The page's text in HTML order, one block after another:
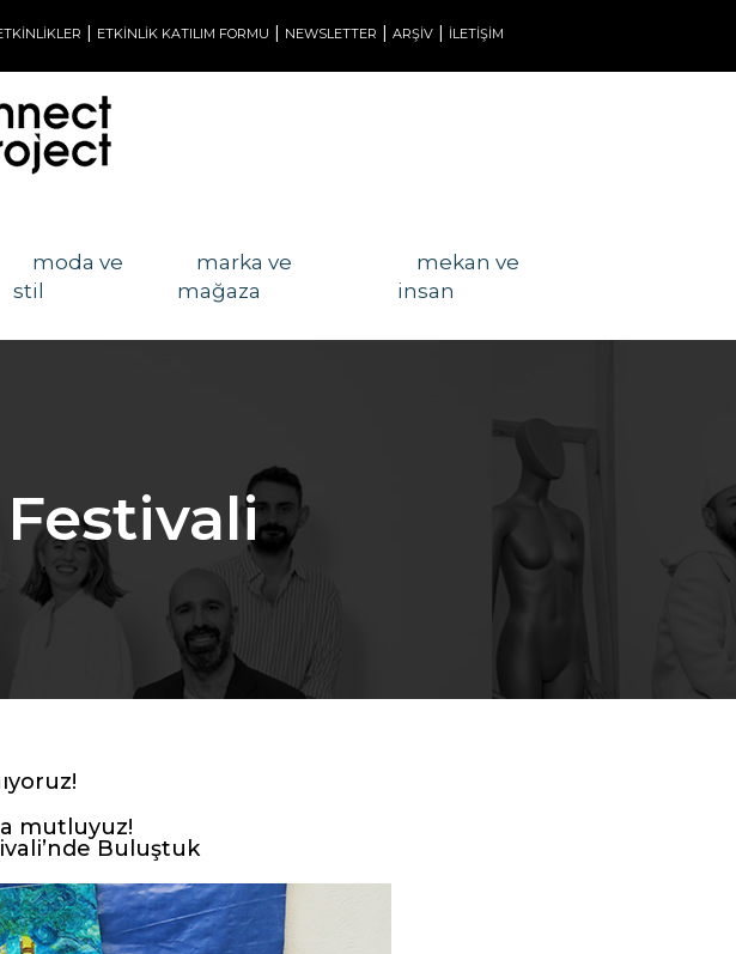
| ETKİNLİK KATILIM FORMU | NEWSLETTER | ARŞİV | İLETİŞİM
moda ve
stil
marka ve
mağaza
mekan ve
insan
mutluyuz!
Buluştuk